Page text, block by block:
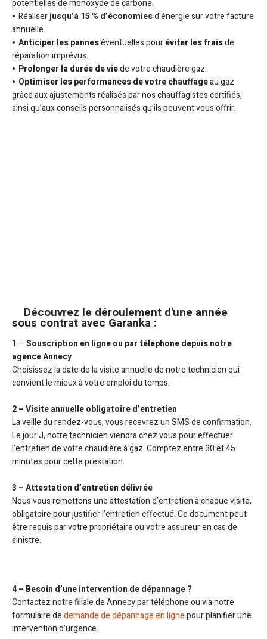
potentielles de monoxyde de carbone.
Réaliserjusqu’à 15 % d’économiesd’énergie sur votre facture
annuelle.
Anticiper les panneséventuelles pouréviter les fraisde
réparation imprévus.
Prolonger la durée de viede votre chaudière gaz.
Optimiser les performances de votre chauffageau gaz
grâce aux ajustements réalisés par nos chauffagistes certifiés,
ainsi qu’aux conseils personnalisés qu’ils peuvent vous offrir.
Découvrez le déroulement d'une année
sous contrat avec Garanka :
1 – Souscription en ligne ou par téléphone depuis notre
agence Annecy
Choisissez la date de la visite annuelle de notre technicien qui
convient le mieux à votre emploi du temps.
2 – Visite annuelle obligatoire d’entretien
La veille du rendez-vous, vous recevrez un SMS de confirmation.
Le jour J, notre technicien viendra chez vous pour effectuer
l’entretien de votre chaudière à gaz. Comptez entre 30 et 45
minutes pour cette prestation.
3 – Attestation d’entretien délivrée
Nous vous remettons une attestation d’entretien à chaque visite,
obligatoire pour justifier l’entretien effectué. Ce document peut
être requis par votre propriétaire ou votre assureur en cas de
sinistre.
4 – Besoin d’une intervention de dépannage ?
Contactez notre filiale de Annecy par téléphone ou via notre
formulaire dedemande de dépannage en lignepour planifier une
intervention d’urgence.